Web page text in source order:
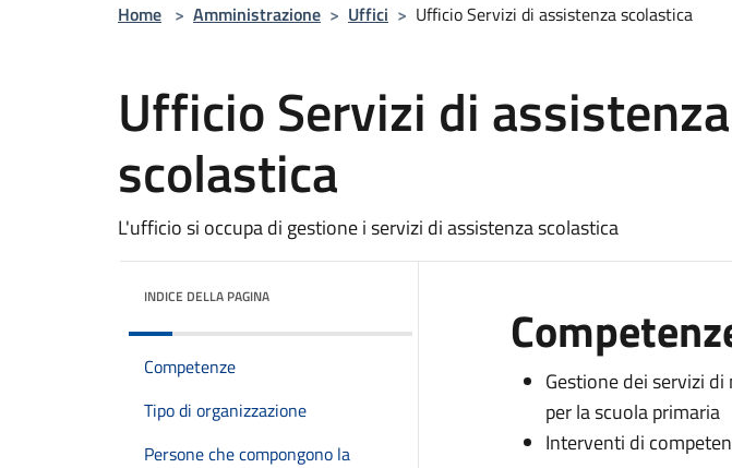
Home > Amministrazione > Uffici > Ufficio Servizi di assistenza scolastica
Ufficio Servizi di assistenza
scolastica
L'ufficio si occupa di gestione i servizi di assistenza scolastica
INDICE DELLA PAGINA
Competenze
Tipo di organizzazione
Persone che compongono la
Gestione dei servizi
per la scuola primaria
Interventi di